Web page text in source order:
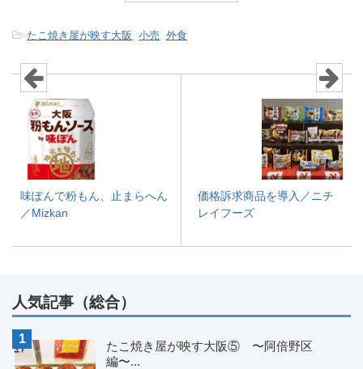
-たこ焼き屋が映す大阪 小売 外食
味ぽんで粉もん、止まらへん
／Mizkan
価格訴求商品を導入／ニチ
レイフーズ
人気記事（総合）
たこ焼き屋が映す大阪⑤ 〜阿倍野区
編〜...